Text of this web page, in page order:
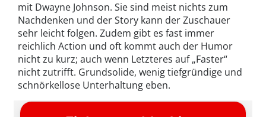
mit Dwayne Johnson. Sie sind meist nichts zum
Nachdenken und der Story kann der Zuschauer
sehr leicht folgen. Zudem gibt es fast immer
reichlich Action und oft kommt auch der Humor
nicht zu kurz; auch wenn Letzteres auf „Faster“
nicht zutrifft. Grundsolide, wenig tiefgründige und
schnörkellose Unterhaltung eben.